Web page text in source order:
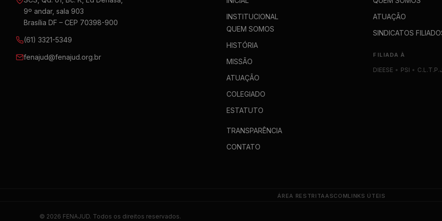
9º andar, sala 903
Brasília DF – CEP 70398-900
(61) 3321-5349
fenajud@fenajud.org.br
INSTITUCIONAL
QUEM SOMOS
HISTÓRIA
MISSÃO
ATUAÇÃO
COLEGIADO
ESTATUTO
TRANSPARÊNCIA
CONTATO
ATUAÇÃO
SINDICATOS
FILIADA À
DIEESE • PSI •
ÁREA RESTRITA ASCOMLINKS ÚTEIS
© 2026 FENAJUD. Todos os direitos reservados.